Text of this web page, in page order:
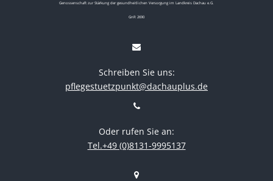
Genossenschaft zur Stärkung der gesundheitlichen Versorgung im Landkreis Dachau e.G.
GnR 2690
Schreiben Sie uns:
pflegestuetzpunkt@dachauplus.de
Oder rufen Sie an:
Tel.+49 (0)8131-9995137